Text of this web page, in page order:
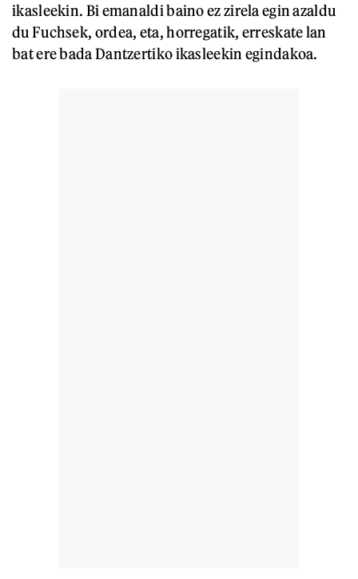
ikasleekin. Bi emanaldi baino ez zirela egin azaldu
du Fuchsek, ordea, eta, horregatik, erreskate lan
bat ere bada Dantzertiko ikasleekin egindakoa.